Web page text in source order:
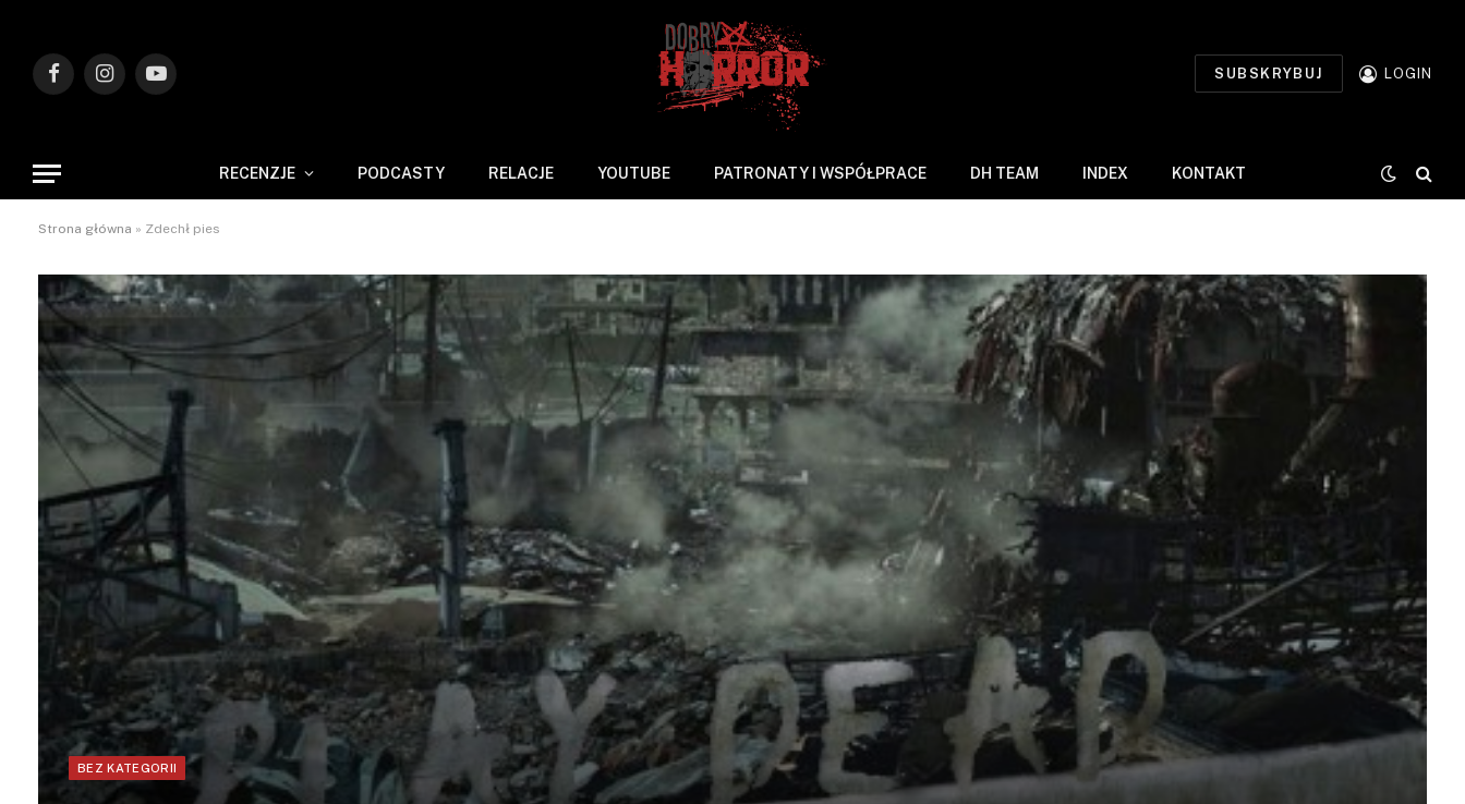
FacebookInstagramYouTube
SUBSKRYBUJ LOGIN
RECENZJE PODCASTY RELACJE YOUTUBE PATRONATY I WSPÓŁPRACE DH TEAM INDEX KONTAKT
Strona główna » Zdechł pies
BEZ KATEGORII